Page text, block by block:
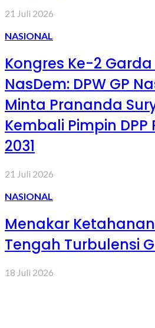
21 Juli 2026
NASIONAL
Kongres Ke-2
NasDem: DPW GP
Minta Prananda
Kembali Pimpin DPP
2031
21 Juli 2026
NASIONAL
Menakar
Tengah Turbulensi
18 Juli 2026